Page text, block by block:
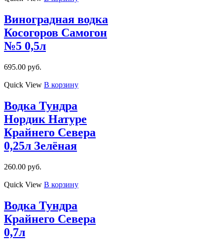
Виноградная водка
Косогоров Самогон
№5 0,5л
695.00 руб.
Quick View В корзину
Водка Тундра
Нордик Натуре
Крайнего Севера
0,25л Зелёная
260.00 руб.
Quick View В корзину
Водка Тундра
Крайнего Севера
0,7л